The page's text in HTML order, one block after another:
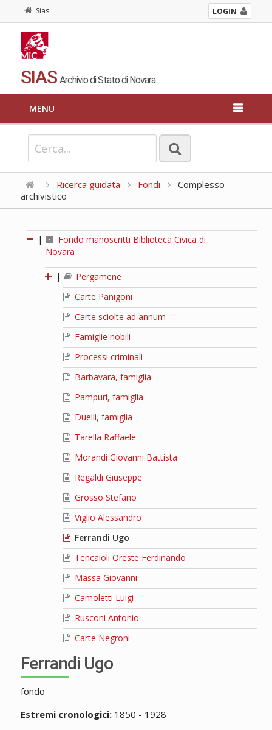
Sias LOGIN
SIAS Archivio di Stato di Novara
MENU
Ricerca guidata Fondi
Complesso
archivistico
|
Fondo manoscritti Biblioteca Civica di
Novara
|
Pergamene
Carte Panigoni
Carte sciolte ad annum
Famiglie nobili
Processi criminali
Barbavara, famiglia
Pampuri, famiglia
Duelli, famiglia
Tarella Raffaele
Morandi Giovanni Battista
Regaldi Giuseppe
Grosso Stefano
Viglio Alessandro
Ferrandi Ugo
Tencaioli Oreste Ferdinando
Massa Giovanni
Camoletti Luigi
Rusconi Antonio
Carte Negroni
Ferrandi Ugo
fondo
Estremi cronologici:1850 - 1928